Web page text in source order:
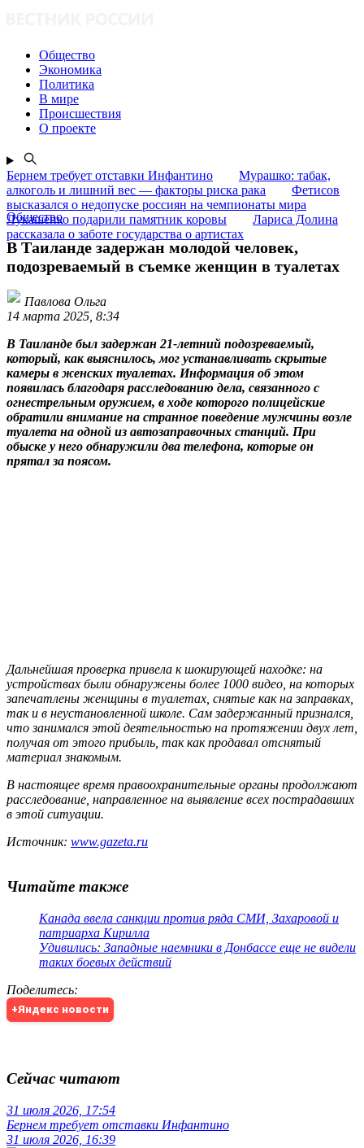
Общество
Экономика
Политика
В мире
Происшествия
О проекте
Бернем требует отставки Инфантино
Мурашко: табак,
алкоголь и лишний вес — факторы риска рака
Фетисов
высказался о недопуске россиян на чемпионаты мира
Лукашенко подарили памятник коровы
Лариса Долина
рассказала о заботе государства о артистах
Общество
В Таиланде задержан молодой человек,
подозреваемый в съемке женщин в туалетах
Павлова Ольга
14 марта 2025, 8:34
В Таиланде был задержан 21-летний подозреваемый,
который, как выяснилось, мог устанавливать скрытые
камеры в женских туалетах. Информация об этом
появилась благодаря расследованию дела, связанного с
огнестрельным оружием, в ходе которого полицейские
обратили внимание на странное поведение мужчины возле
туалета на одной из автозаправочных станций. При
обыске у него обнаружили два телефона, которые он
прятал за поясом.
Дальнейшая проверка привела к шокирующей находке: на
устройствах были обнаружены более 1000 видео, на которых
запечатлены женщины в туалетах, снятые как на заправках,
так и в неустановленной школе. Сам задержанный признался,
что занимался этой деятельностью на протяжении двух лет,
получая от этого прибыль, так как продавал отснятый
материал знакомым.
В настоящее время правоохранительные органы продолжают
расследование, направленное на выявление всех пострадавших
в этой ситуации.
Источник: www.gazeta.ru
Читайте также
Канада ввела санкции против ряда СМИ, Захаровой и
патриарха Кирилла
Удивились: Западные наемники в Донбассе еще не видели
таких боевых действий
Поделитесь:
+Яндекс новости
Сейчас читают
31 июля 2026, 17:54
Бернем требует отставки Инфантино
31 июля 2026, 16:39